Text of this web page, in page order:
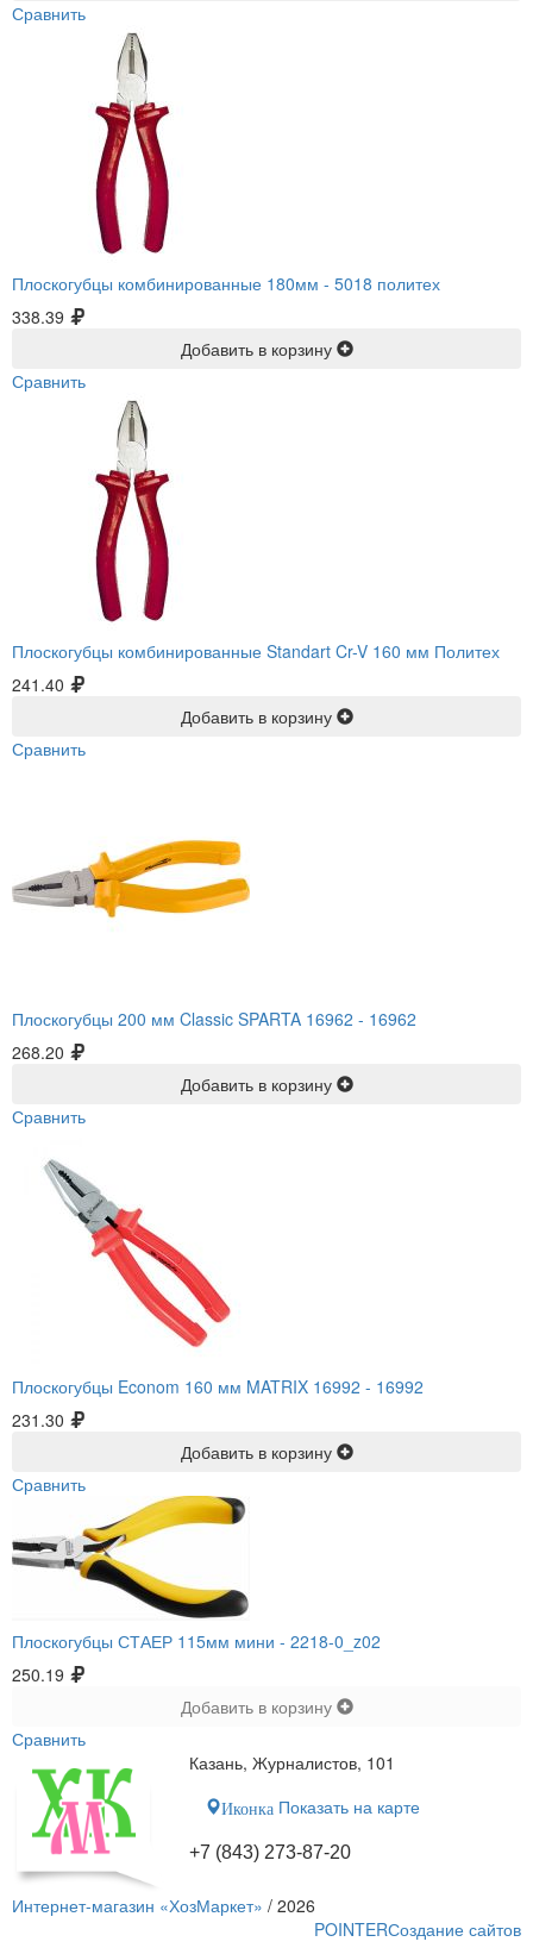
Сравнить
Плоскогубцы комбинированные 180мм - 5018 политех
338.39
Добавить в корзину
Сравнить
Плоскогубцы комбинированные Standart Cr-V 160 мм Политех
241.40
Добавить в корзину
Сравнить
Плоскогубцы 200 мм Classic SPARTA 16962 - 16962
268.20
Добавить в корзину
Сравнить
Плоскогубцы Econom 160 мм MATRIX 16992 - 16992
231.30
Добавить в корзину
Сравнить
Плоскогубцы СТАЕР 115мм мини - 2218-0_z02
250.19
Добавить в корзину
Сравнить
Казань, Журналистов, 101
Иконка Показать на карте
+7 (843) 273-87-20
Интернет-магазин «ХозМаркет» / 2026
POINTERСоздание сайтов